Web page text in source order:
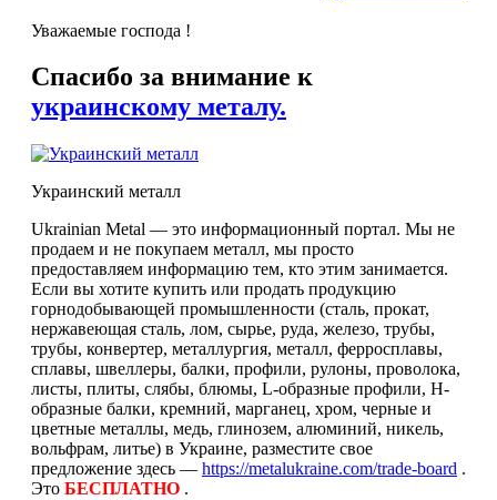
Уважаемые господа !
Спасибо за внимание к
украинскому металу.
Украинский металл
Ukrainian Metal — это информационный портал. Мы не
продаем и не покупаем металл, мы просто
предоставляем информацию тем, кто этим занимается.
Если вы хотите купить или продать продукцию
горнодобывающей промышленности (сталь, прокат,
нержавеющая сталь, лом, сырье, руда, железо, трубы,
трубы, конвертер, металлургия, металл, ферросплавы,
сплавы, швеллеры, балки, профили, рулоны, проволока,
листы, плиты, слябы, блюмы, L-образные профили, H-
образные балки, кремний, марганец, хром, черные и
цветные металлы, медь, глинозем, алюминий, никель,
вольфрам, литье) в Украине, разместите свое
предложение здесь — https://metalukraine.com/trade-board .
Это БЕСПЛАТНО .